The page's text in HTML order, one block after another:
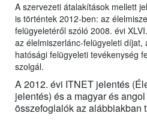
A szervezeti átalakítások mellett
is történtek 2012-ben: az
felügyeletéről szóló 2008. évi
az élelmiszerlánc-felügyeleti díjat,
hatósági felügyeleti tevékenység
szolgál.
A 2012. évi ITNET jelentés
jelentés) és a magyar és
összefoglalók az alábbiakban